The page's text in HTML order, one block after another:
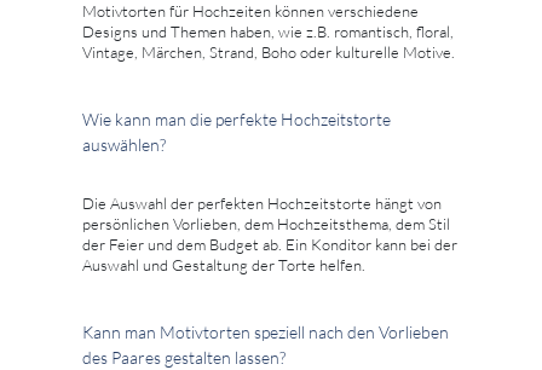
Motivtorten für Hochzeiten können verschiedene
Designs und Themen haben, wie z.B. romantisch, floral,
Vintage, Märchen, Strand, Boho oder kulturelle Motive.
Wie kann man die perfekte Hochzeitstorte
auswählen?
Die Auswahl der perfekten Hochzeitstorte hängt von
persönlichen Vorlieben, dem Hochzeitsthema, dem Stil
der Feier und dem Budget ab. Ein Konditor kann bei der
Auswahl und Gestaltung der Torte helfen.
Kann man Motivtorten speziell nach den Vorlieben
des Paares gestalten lassen?